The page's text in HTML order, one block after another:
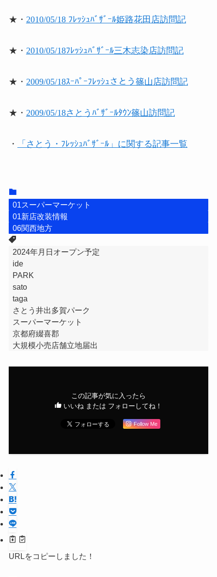
★・ 2010/05/18 ﾌﾚｯｼｭﾊﾞｻﾞｰﾙ姫路花田店訪問記
★・ 2010/05/18ﾌﾚｯｼｭﾊﾞｻﾞｰﾙ三木志染店訪問記
★・ 2009/05/18ｽｰﾊﾟｰﾌﾚｯｼｭさとう篠山店訪問記
★・ 2009/05/18さとうﾊﾞｻﾞｰﾙﾀｳﾝ篠山訪問記
・ 「さとう・ﾌﾚｯｼｭﾊﾞｻﾞｰﾙ」に関する記事一覧
01スーパーマーケット
01新店改装情報
06関西地方
2024年月日オープン予定
ide
PARK
sato
taga
さとう井出多賀パーク
スーパーマーケット
京都府綴喜郡
大規模小売店舗立地届出
この記事が気に入ったら
いいね または フォローしてね！
Follow Me
URLをコピーしました！